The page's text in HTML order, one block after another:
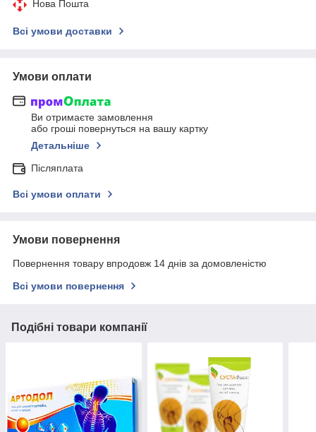
Нова Пошта
Всі умови доставки
Умови оплати
Ви отримаєте замовлення
або гроші повернуться на вашу картку
Детальніше
Післяплата
Всі умови оплати
Умови повернення
Повернення товару впродовж 14 днів за домовленістю
Всі умови повернення
Подібні товари компанії